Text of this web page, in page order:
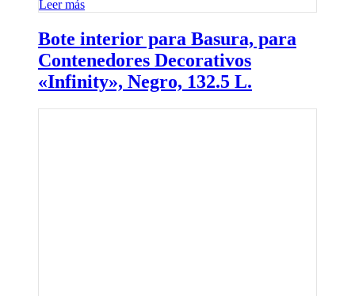
Leer más
Bote interior para Basura, para
Contenedores Decorativos
«Infinity», Negro, 132.5 L.